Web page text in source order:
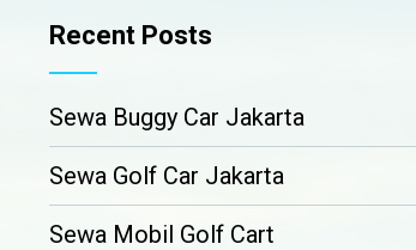
Recent Posts
Sewa Buggy Car Jakarta
Sewa Golf Car Jakarta
Sewa Mobil Golf Cart